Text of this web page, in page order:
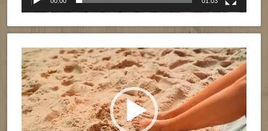
Reproductor
de
vídeo